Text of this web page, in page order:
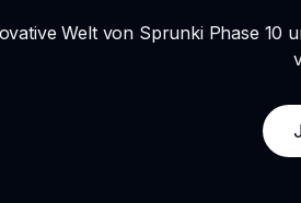
Welt von Sprunki Phase 10